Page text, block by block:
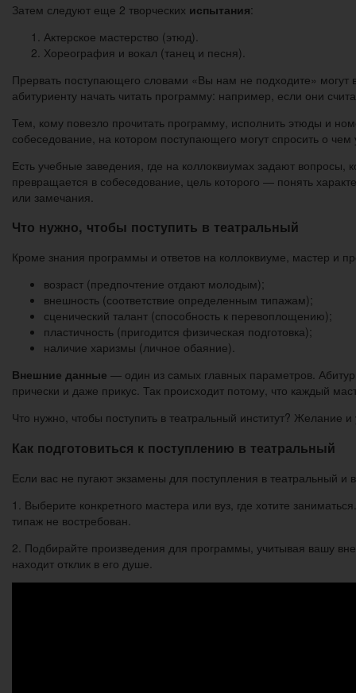
Затем следуют еще 2 творческих испытания:
Актерское мастерство (этюд).
Хореография и вокал (танец и песня).
Прервать поступающего словами «Вы нам не подходите»
абитуриенту начать читать программу: например, если они
Тем, кому повезло прочитать программу, исполнить этюды и
собеседование, на котором поступающего могут спросить о
Есть учебные заведения, где на коллоквиумах задают вопросы,
превращается в собеседование, цель которого — понять
или замечания.
Что нужно, чтобы поступить в театральный
Кроме знания программы и ответов на коллоквиуме, мастер и
возраст (предпочтение отдают молодым);
внешность (соответствие определенным типажам);
сценический талант (способность к перевоплощению);
пластичность (пригодится физическая подготовка);
наличие харизмы (личное обаяние).
Внешние данные — один из самых главных параметров.
прически и даже прикус. Так происходит потому, что каждый
Что нужно, чтобы поступить в театральный институт? Желание
Как подготовиться к поступлению в театральный
Если вас не пугают экзамены для поступления в театральный
1. Выберите конкретного мастера или вуз, где хотите
типаж не востребован.
2. Подбирайте произведения для программы, учитывая вашу
находит отклик в его душе.